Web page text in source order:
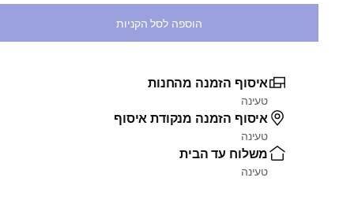
הוספה לסל הקניות
איסוף הזמנה מהחנות
טעינה
איסוף הזמנה מנקודת איסוף
טעינה
משלוח עד הבית
טעינה